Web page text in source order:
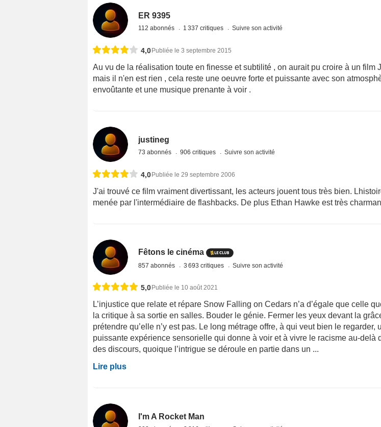
ER 9395
112 abonnés 1 337 critiques Suivre son activité
4,0 Publiée le 3 septembre 2015
Au vu de la réalisation toute en finesse et subtilité , on aurait pu croire à un film
mais il n'en est rien , cela reste une oeuvre forte et puissante avec son
envoûtante et une musique prenante à voir .
justineg
73 abonnés 906 critiques Suivre son activité
4,0 Publiée le 29 septembre 2006
J'ai trouvé ce film vraiment divertissant, les acteurs jouent tous très bien.
menée par l'intermédiaire de flashbacks. De plus Ethan Hawke est très
Fêtons le cinéma
857 abonnés 3 693 critiques Suivre son activité
5,0 Publiée le 10 août 2021
L’injustice que relate et répare Snow Falling on Cedars n’a d’égale que celle
la critique à sa sortie en salles. Bouder le génie. Fermer les yeux devant la
prétendre qu’elle n’y est pas. Le long métrage offre, à qui veut bien le regarder,
puissante expérience sensorielle qui donne à voir et à vivre le racisme au-delà
des discours, quoique l’intrigue se déroule en partie dans un ...
Lire plus
I'm A Rocket Man